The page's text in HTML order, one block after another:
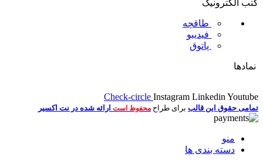
کتب الکترونیک
طاقچه
فیدیبو
پاتوق
نمادها
Check-circle Instagram Linkedin Youtube
تمامی حقوق این قالب برای طراح محفوظ است ارائه شده در نت اکسیر
منو
دسته بندی ها